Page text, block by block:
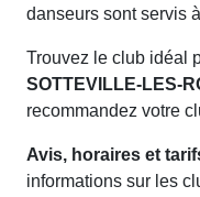
danseurs sont servis
Trouvez le club idéal
SOTTEVILLE-LES-
recommandez votre
Avis, horaires et
informations sur les